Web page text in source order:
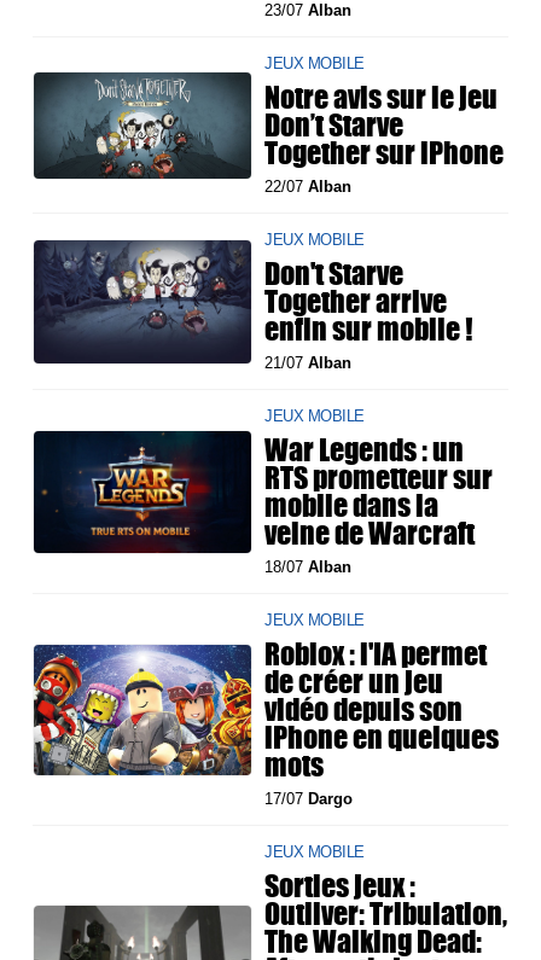
23/07Alban
JEUX MOBILE
Notre avis sur le jeu
Don’t Starve
Together sur iPhone
22/07Alban
JEUX MOBILE
Don't Starve
Together arrive
enfin sur mobile !
21/07Alban
JEUX MOBILE
War Legends : un
RTS prometteur sur
mobile dans la
veine de Warcraft
18/07Alban
JEUX MOBILE
Roblox : l'IA permet
de créer un jeu
vidéo depuis son
iPhone en quelques
mots
17/07 Dargo
JEUX MOBILE
Sorties jeux :
Outliver: Tribulation,
The Walking Dead: